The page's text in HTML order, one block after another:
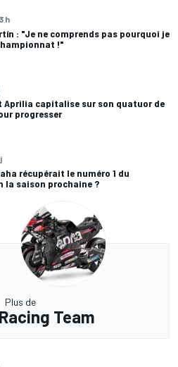
h
: "Je ne comprends pas pourquoi je
!"
Aprilia capitalise sur son quatuor de
progresser
récupérait le numéro 1 du
la saison prochaine ?
Plus de
Team